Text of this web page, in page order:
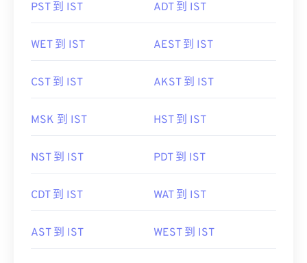
PST 到 IST ADT 到 IST
WET 到 IST AEST 到 IST
CST 到 IST AKST 到 IST
MSK 到 IST HST 到 IST
NST 到 IST PDT 到 IST
CDT 到 IST WAT 到 IST
AST 到 IST WEST 到 IST